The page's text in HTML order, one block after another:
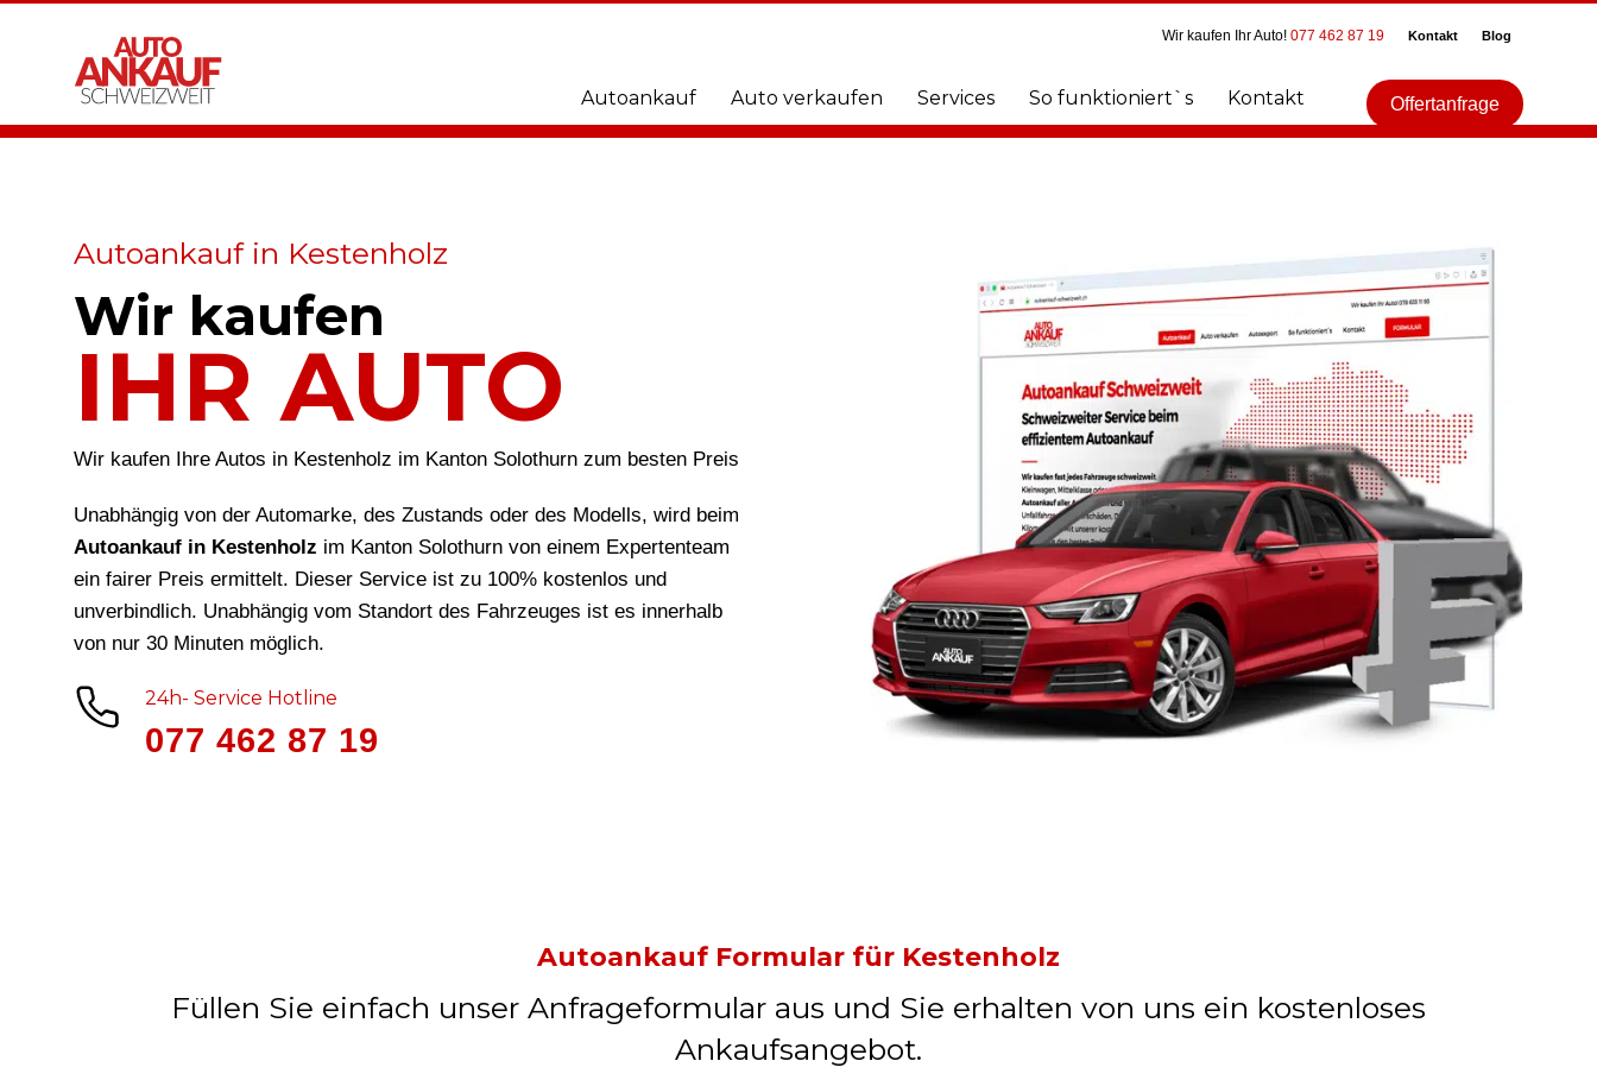
Wir kaufen Ihr Auto! 077 462 87 19 Kontakt Blog
Autoankauf Auto verkaufen Services So funktioniert`s Kontakt Offertanfrage
Autoankauf in Kestenholz
Wir kaufen
IHR AUTO
Wir kaufen Ihre Autos in Kestenholz im Kanton Solothurn zum besten Preis
Unabhängig von der Automarke, des Zustands oder des Modells, wird beim
Autoankauf in Kestenholz im Kanton Solothurn von einem Expertenteam
ein fairer Preis ermittelt. Dieser Service ist zu 100% kostenlos und
unverbindlich. Unabhängig vom Standort des Fahrzeuges ist es innerhalb
von nur 30 Minuten möglich.
24h- Service Hotline
077 462 87 19
Autoankauf Formular für Kestenholz
Füllen Sie einfach unser Anfrageformular aus und Sie erhalten von uns ein kostenloses
Ankaufsangebot.